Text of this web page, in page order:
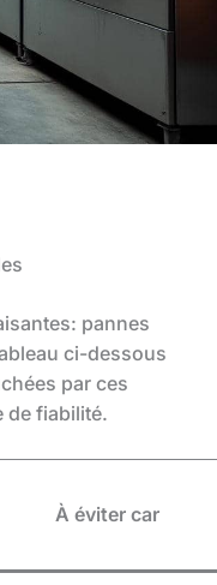
pannes
ci-dessous
par ces
de fiabilité.
À éviter car